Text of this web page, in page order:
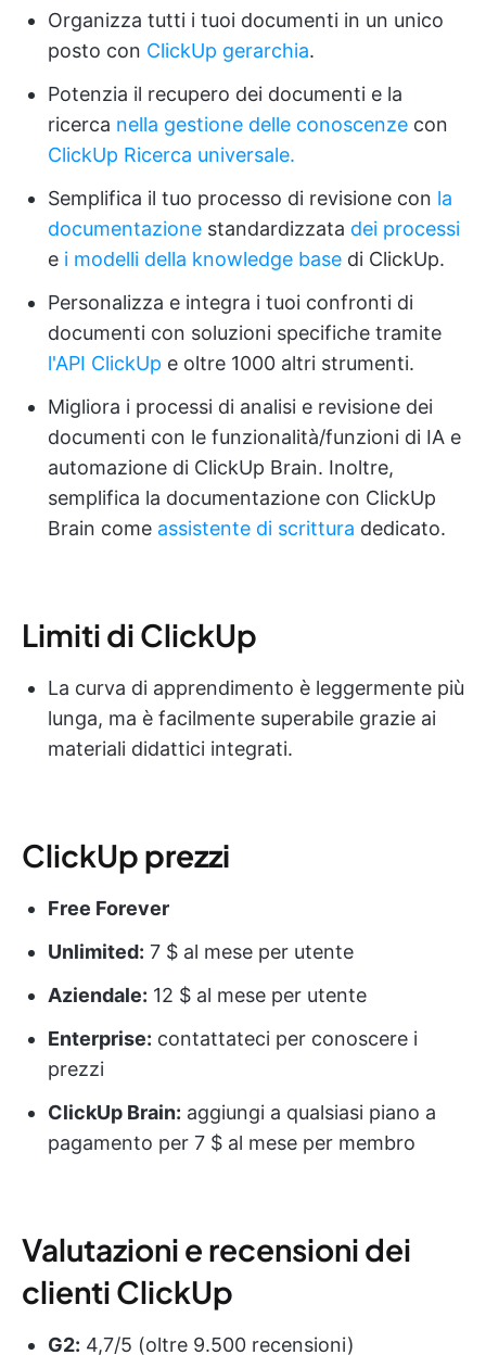
Organizza tutti i tuoi documenti in un unico
posto con ClickUp gerarchia.
Potenzia il recupero dei documenti e la
ricerca nella gestione delle conoscenze con
ClickUp Ricerca universale.
Semplifica il tuo processo di revisione con la
documentazione standardizzata dei processi
e i modelli della knowledge base di ClickUp.
Personalizza e integra i tuoi confronti di
documenti con soluzioni specifiche tramite
l'API ClickUp e oltre 1000 altri strumenti.
Migliora i processi di analisi e revisione dei
documenti con le funzionalità/funzioni di IA e
automazione di ClickUp Brain. Inoltre,
semplifica la documentazione con ClickUp
Brain come assistente di scrittura dedicato.
Limiti di ClickUp
La curva di apprendimento è leggermente più
lunga, ma è facilmente superabile grazie ai
materiali didattici integrati.
ClickUp prezzi
Free Forever
Unlimited: 7 $ al mese per utente
Aziendale: 12 $ al mese per utente
Enterprise: contattateci per conoscere i
prezzi
ClickUp Brain: aggiungi a qualsiasi piano a
pagamento per 7 $ al mese per membro
Valutazioni e recensioni dei
clienti ClickUp
G2: 4,7/5 (oltre 9.500 recensioni)